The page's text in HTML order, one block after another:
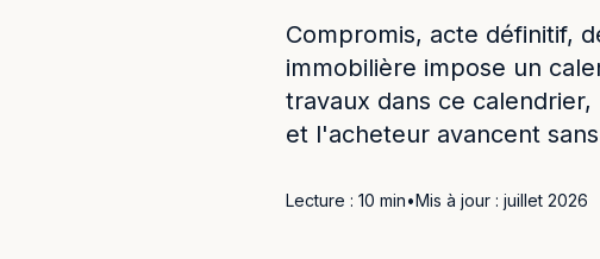
Compromis, acte définitif,
immobilière impose un
travaux dans ce
et l'acheteur avancent
Lecture : 10 min•Mis à jour : juillet 2026